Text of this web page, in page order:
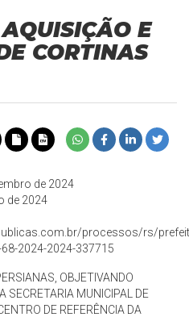
E
CORTINAS
de 2024
de 2024
processos/rs/
2024-2024-337715
OBJETIVANDO
SECRETARIA MUNICIPAL DE
DE REFERÊNCIA DA